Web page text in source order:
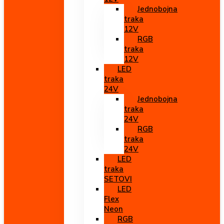
Jednobojna
traka
12V
RGB
traka
12V
LED
traka
24V
Jednobojna
traka
24V
RGB
traka
24V
LED
traka
SETOVI
LED
Flex
Neon
RGB